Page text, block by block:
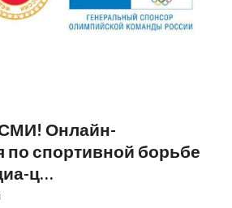
Онлайн-
по спортивной борьбе
ц…